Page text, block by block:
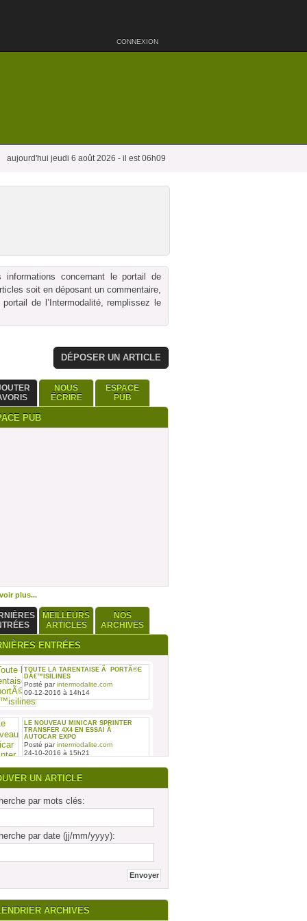
CONNEXION
aujourd'hui jeudi 6 août 2026 - il est 06h09
concernant le portail de
soit en déposant un commentaire,
de l’Intermodalité, remplissez le
DÉPOSER UN ARTICLE
NOUS
ÉCRIRE
ESPACE
PUB
PUB
plus...
MEILLEURS
ARTICLES
NOS
ARCHIVES
ENTRÉES
TOUTE LA TARENTAISE Ã PORTÃ©E
DÂ€™ISILINES
Posté parintermodalite.com
09-12-2016 à 14h14
LE NOUVEAU MINICAR SPRINTER
TRANSFER 4X4 EN ESSAI Ã
AUTOCAR EXPO
Posté parintermodalite.com
24-10-2016 à 15h21
REMISE DES SIX PREMIERS INTOURO
MERCEDES-BENZ ASSEMBLÃ©S SUR
LE SITE DAIMLER BUSES DE LIGNY-
28-09-2016 à 17h19
UN ARTICLE
par mots clés:
par date (jj/mm/yyyy):
ARCHIVES